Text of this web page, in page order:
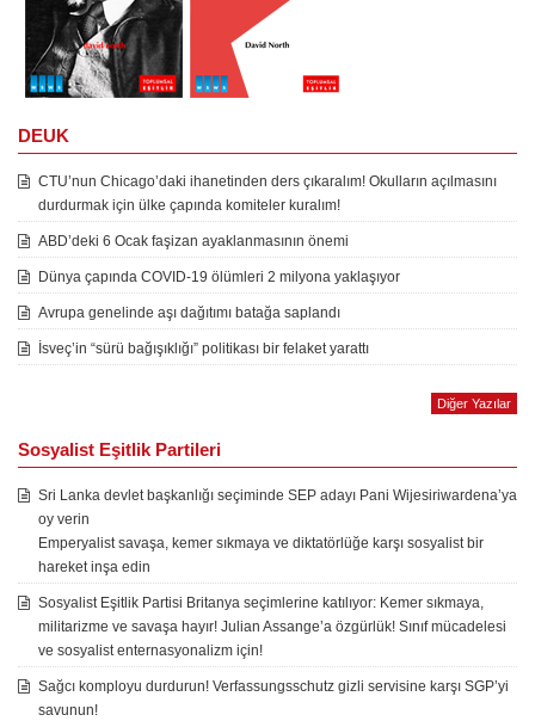
DEUK
CTU’nun Chicago’daki ihanetinden ders çıkaralım! Okulların açılmasını
durdurmak için ülke çapında komiteler kuralım!
ABD’deki 6 Ocak faşizan ayaklanmasının önemi
Dünya çapında COVID-19 ölümleri 2 milyona yaklaşıyor
Avrupa genelinde aşı dağıtımı batağa saplandı
İsveç’in “sürü bağışıklığı” politikası bir felaket yarattı
Diğer Yazılar
Sosyalist Eşitlik Partileri
Sri Lanka devlet başkanlığı seçiminde SEP adayı Pani Wijesiriwardena’ya
oy verin
Emperyalist savaşa, kemer sıkmaya ve diktatörlüğe karşı sosyalist bir
hareket inşa edin
Sosyalist Eşitlik Partisi Britanya seçimlerine katılıyor: Kemer sıkmaya,
militarizme ve savaşa hayır! Julian Assange’a özgürlük! Sınıf mücadelesi
ve sosyalist enternasyonalizm için!
Sağcı komployu durdurun! Verfassungsschutz gizli servisine karşı SGP’yi
savunun!